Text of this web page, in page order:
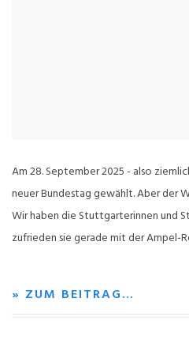
Am 28. September 2025 - also
neuer Bundestag gewählt. Aber der
Wir haben die Stuttgarterinnen und
zufrieden sie gerade mit der Ampel-
» ZUM BEITRAG…